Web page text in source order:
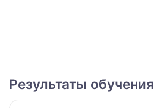
Результаты обучения